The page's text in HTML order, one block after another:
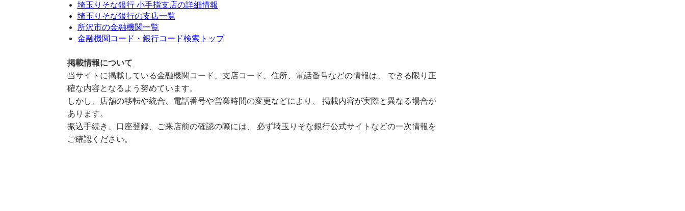
埼玉りそな銀行 小手指支店の詳細情報
埼玉りそな銀行の支店一覧
所沢市の金融機関一覧
金融機関コード・銀行コード検索トップ
掲載情報について
当サイトに掲載している金融機関コード、支店コード、住所、電話番号などの情報は、 できる限り正
確な内容となるよう努めています。
しかし、店舗の移転や統合、電話番号や営業時間の変更などにより、 掲載内容が実際と異なる場合が
あります。
振込手続き、口座登録、ご来店前の確認の際には、 必ず埼玉りそな銀行公式サイトなどの一次情報を
ご確認ください。